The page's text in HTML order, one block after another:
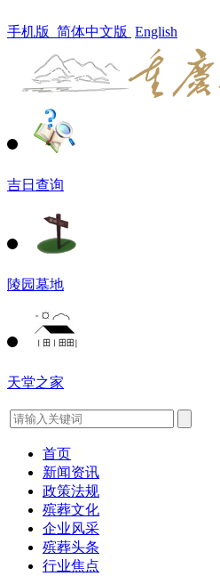
手机版 简体中文版 English
吉日查询
陵园墓地
天堂之家
首页
新闻资讯
政策法规
殡葬文化
企业风采
殡葬头条
行业焦点